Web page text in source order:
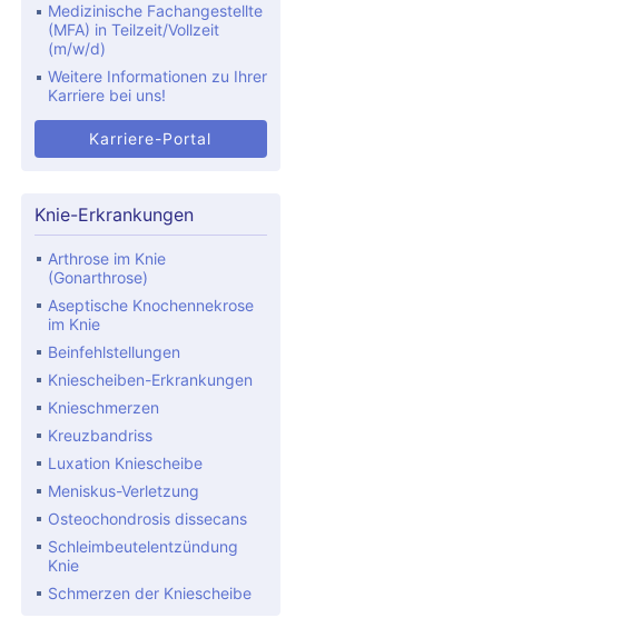
Medizinische Fachangestellte
(MFA) in Teilzeit/Vollzeit
(m/w/d)
Weitere Informationen zu Ihrer
Karriere bei uns!
Karriere-Portal
Knie-Erkrankungen
Arthrose im Knie
(Gonarthrose)
Aseptische Knochennekrose
im Knie
Beinfehlstellungen
Kniescheiben-Erkrankungen
Knieschmerzen
Kreuzbandriss
Luxation Kniescheibe
Meniskus-Verletzung
Osteochondrosis dissecans
Schleimbeutelentzündung
Knie
Schmerzen der Kniescheibe